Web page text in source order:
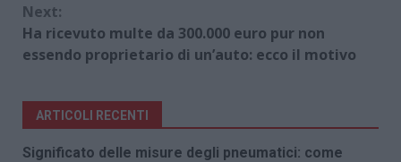
Next:
Ha ricevuto multe da 300.000 euro pur non
essendo proprietario di un’auto: ecco il motivo
ARTICOLI RECENTI
Significato delle misure degli pneumatici: come